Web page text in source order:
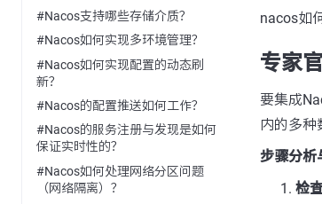
#Nacos支持哪些存储介质？
#Nacos如何实现多环境管理？
#Nacos如何实现配置的动态刷
新？
#Nacos的配置推送如何工作？
#Nacos的服务注册与发现是如何
保证实时性的？
#Nacos如何处理网络分区问题
（网络隔离）？
nacos如
专家
要集成
内的多种
步骤分析
检